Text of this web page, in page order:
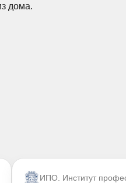
дома.
ИПО. Институт